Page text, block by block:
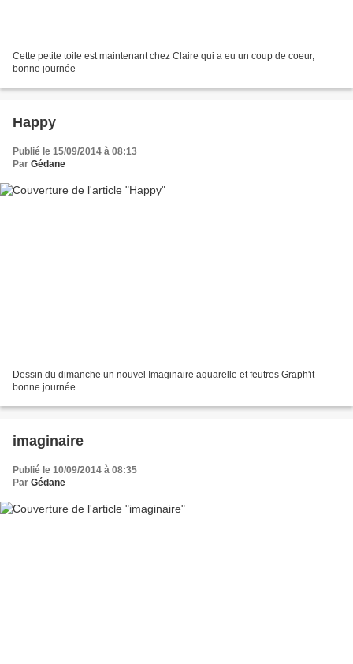
Cette petite toile est maintenant chez Claire qui a eu un coup de coeur,
bonne journée
Happy
Publié le 15/09/2014 à 08:13
Par Gédane
Dessin du dimanche un nouvel Imaginaire aquarelle et feutres Graph'it
bonne journée
imaginaire
Publié le 10/09/2014 à 08:35
Par Gédane